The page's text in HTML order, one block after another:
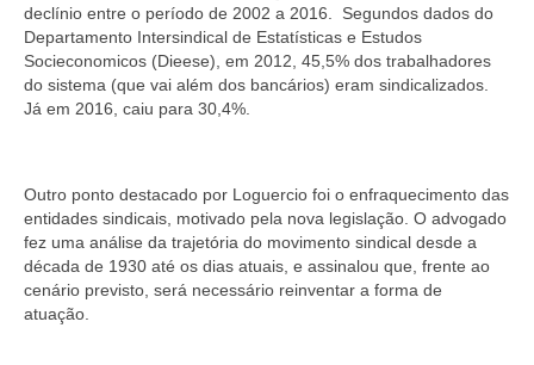
declínio entre o período de 2002 a 2016. Segundos dados do
Departamento Intersindical de Estatísticas e Estudos
Socieconomicos (Dieese), em 2012, 45,5% dos trabalhadores
do sistema (que vai além dos bancários) eram sindicalizados.
Já em 2016, caiu para 30,4%.
Outro ponto destacado por Loguercio foi o enfraquecimento das
entidades sindicais, motivado pela nova legislação. O advogado
fez uma análise da trajetória do movimento sindical desde a
década de 1930 até os dias atuais, e assinalou que, frente ao
cenário previsto, será necessário reinventar a forma de
atuação.